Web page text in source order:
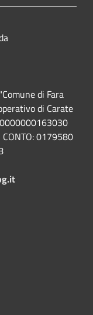
di Fara
di Carate
0179580